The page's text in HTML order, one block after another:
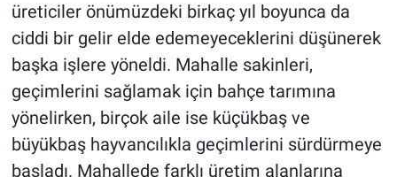
üreticiler önümüzdeki birkaç yıl boyunca da
ciddi bir gelir elde edemeyeceklerini düşünerek
başka işlere yöneldi. Mahalle sakinleri,
geçimlerini sağlamak için bahçe tarımına
yönelirken, birçok aile ise küçükbaş ve
büyükbaş hayvancılıkla geçimlerini sürdürmeye
başladı. Mahallede farklı üretim alanlarına